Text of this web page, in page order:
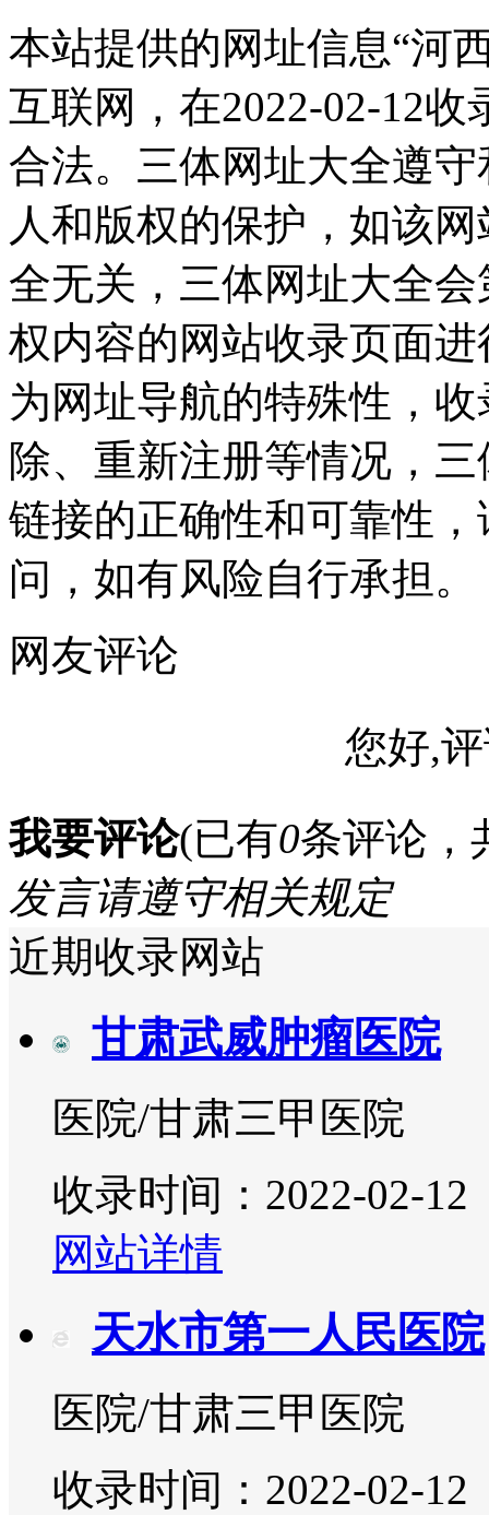
本站提供的网址信息“河
互联网，在2022-02-12
合法。三体网址大全遵
人和版权的保护，如该
全无关，三体网址大全
权内容的网站收录页面
为网址导航的特殊性，
除、重新注册等情况，
链接的正确性和可靠性
问，如有风险自行承担。
网友评论
您好,
我要评论(已有0条评论，
发言请遵守相关规定
近期收录网站
甘肃武威肿瘤医院
医院/甘肃三甲医院
收录时间：2022-02-12
网站详情
天水市第一人民医院
医院/甘肃三甲医院
收录时间：2022-02-12